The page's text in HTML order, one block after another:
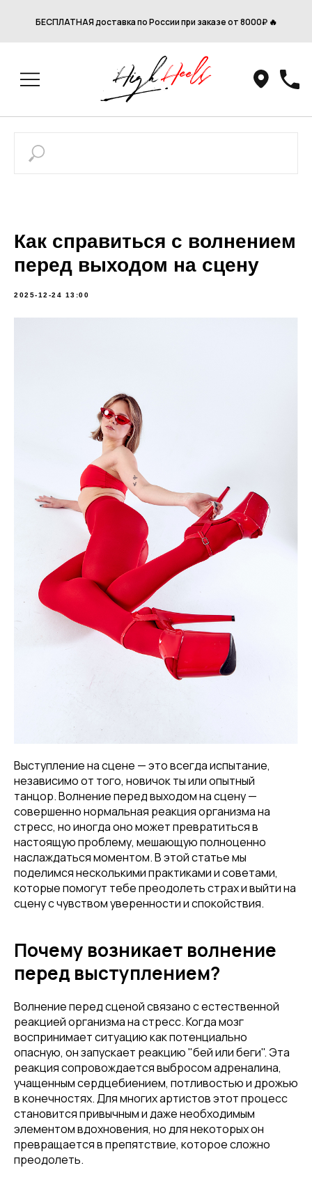
БЕСПЛАТНАЯ доставка по России при заказе от 8000₽ 🔥
Как справиться с волнением
перед выходом на сцену
2025-12-24 13:00
Выступление на сцене — это всегда испытание,
независимо от того, новичок ты или опытный
танцор. Волнение перед выходом на сцену —
совершенно нормальная реакция организма на
стресс, но иногда оно может превратиться в
настоящую проблему, мешающую полноценно
наслаждаться моментом. В этой статье мы
поделимся несколькими практиками и советами,
которые помогут тебе преодолеть страх и выйти на
сцену с чувством уверенности и спокойствия.
Почему возникает волнение
перед выступлением?
Волнение перед сценой связано с естественной
реакцией организма на стресс. Когда мозг
воспринимает ситуацию как потенциально
опасную, он запускает реакцию "бей или беги". Эта
реакция сопровождается выбросом адреналина,
учащенным сердцебиением, потливостью и дрожью
в конечностях. Для многих артистов этот процесс
становится привычным и даже необходимым
элементом вдохновения, но для некоторых он
превращается в препятствие, которое сложно
преодолеть.